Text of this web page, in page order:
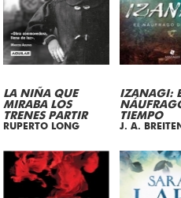
LA NIÑA QUE
MIRABA LOS
TRENES PARTIR
RUPERTO LONG
IZANAGI:
TIEMPO
J. A.